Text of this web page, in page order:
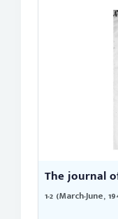
The journal
1-2 (March-June,